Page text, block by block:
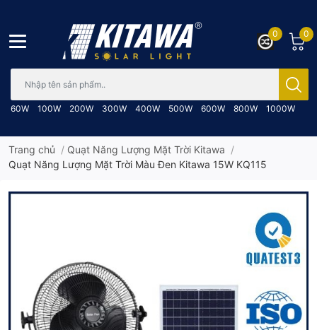
60W 100W 200W 300W 400W 500W 600W 800W 1000W
0
0
Trang chủ / Quạt Năng Lượng Mặt Trời Kitawa /
Quạt Năng Lượng Mặt Trời Màu Đen Kitawa 15W KQ115